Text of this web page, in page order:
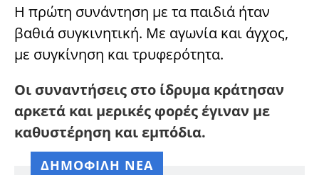
Η πρώτη συνάντηση με τα παιδιά ήταν
βαθιά συγκινητική. Με αγωνία και άγχος,
με συγκίνηση και τρυφερότητα.
Οι συναντήσεις στο ίδρυμα κράτησαν
αρκετά και μερικές φορές έγιναν με
καθυστέρηση και εμπόδια.
ΔΗΜΟΦΙΛΗ ΝΕΑ